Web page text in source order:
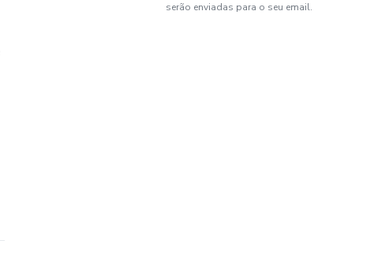
serão enviadas para o seu email.